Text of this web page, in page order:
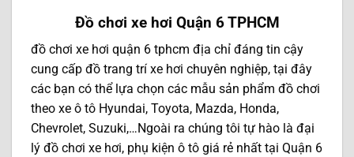
Đồ chơi xe hơi Quận 6 TPHCM
đồ chơi xe hơi quận 6 tphcm địa chỉ đáng tin cậy
cung cấp đồ trang trí xe hơi chuyên nghiệp, tại đây
các bạn có thể lựa chọn các mẫu sản phẩm đồ chơi
theo xe ô tô Hyundai, Toyota, Mazda, Honda,
Chevrolet, Suzuki,…Ngoài ra chúng tôi tự hào là đại
lý đồ chơi xe hơi, phụ kiện ô tô giá rẻ nhất tại Quận 6